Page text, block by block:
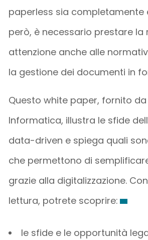
paperless sia completamente
però, è necessario prestare la
attenzione anche alle
la gestione dei documenti in
Questo white paper, fornito da
Informatica, illustra le sfide
data-driven e spiega quali
che permettono di
grazie alla digitalizzazione.
lettura, potrete scoprire:
le sfide e le opportunità